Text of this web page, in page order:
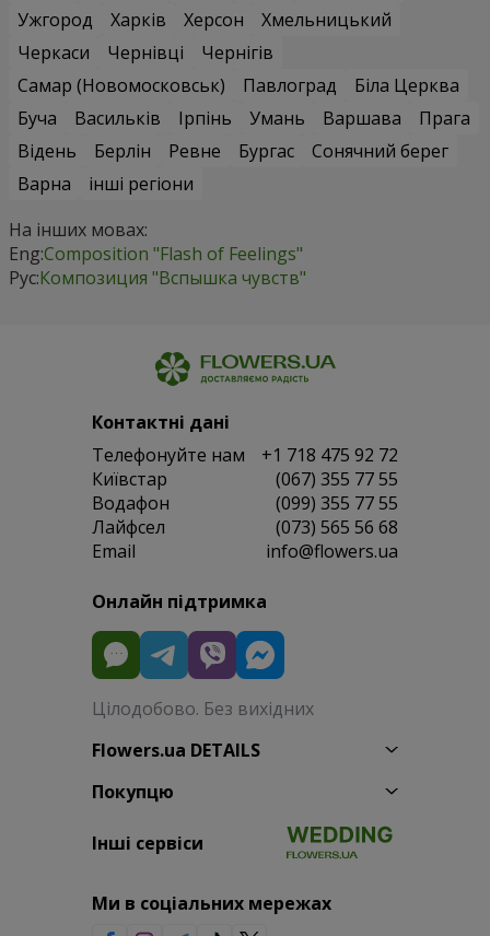
Ужгород
Харків Херсон
Хмельницький
Черкаси
Чернівці
Чернігів
Самар (Новомосковськ)
Павлоград
Біла Церква
Буча
Васильків Ірпінь Умань Варшава
Прага
Відень
Берлін Ревне Бургас
Сонячний берег
Варна
інші регіони
На інших мовах:
Eng:Composition "Flash of Feelings"
Рус:Композиция "Вспышка чувств"
Контактні дані
Телефонуйте нам
+1 718 475 92 72
Київстар
(067) 355 77 55
Водафон
(099) 355 77 55
Лайфсел
(073) 565 56 68
Email
info@flowers.ua
Онлайн підтримка
Цілодобово. Без вихідних
Flowers.ua DETAILS
Покупцю
Інші сервіси
Ми в соціальних мережах